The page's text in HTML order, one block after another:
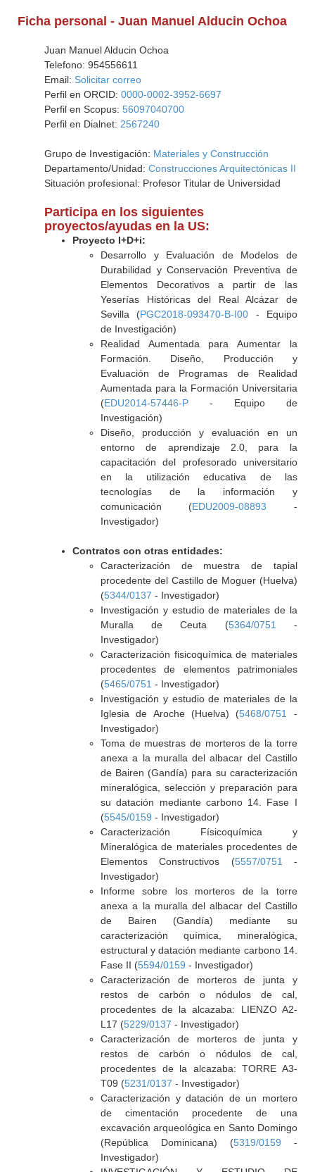
Ficha personal - Juan Manuel Alducin Ochoa
Juan Manuel Alducin Ochoa
Telefono: 954556611
Email: Solicitar correo
Perfil en ORCID: 0000-0002-3952-6697
Perfil en Scopus: 56097040700
Perfil en Dialnet: 2567240
Grupo de Investigación: Materiales y Construcción
Departamento/Unidad: Construcciones Arquitectónicas II
Situación profesional: Profesor Titular de Universidad
Participa en los siguientes
proyectos/ayudas en la US:
Proyecto I+D+i:
Desarrollo y Evaluación de Modelos de
Durabilidad y Conservación Preventiva de
Elementos Decorativos a partir de las
Yeserías Históricas del Real Alcázar de
Sevilla (PGC2018-093470-B-I00 - Equipo
de Investigación)
Realidad Aumentada para Aumentar la
Formación. Diseño, Producción y
Evaluación de Programas de Realidad
Aumentada para la Formación Universitaria
(EDU2014-57446-P- Equipo de
Investigación)
Diseño, producción y evaluación en un
entorno de aprendizaje 2.0, para la
capacitación del profesorado universitario
en la utilización educativa de las
tecnologías de la información y
comunicación (EDU2009-08893 -
Investigador)
Contratos con otras entidades:
Caracterización de muestra de tapial
procedente del Castillo de Moguer (Huelva)
(5344/0137 - Investigador)
Investigación y estudio de materiales de la
Muralla de Ceuta (5364/0751
-
Investigador)
Caracterización fisicoquímica de materiales
procedentes de elementos patrimoniales
(5465/0751 - Investigador)
Investigación y estudio de materiales de la
Iglesia de Aroche (Huelva) (5468/0751
-
Investigador)
Toma de muestras de morteros de la torre
anexa a la muralla del albacar del Castillo
de Bairen (Gandía) para su caracterización
mineralógica, selección y preparación para
su datación mediante carbono 14. Fase I
(5545/0159 - Investigador)
Caracterización Físicoquímica y
Mineralógica de materiales procedentes de
Elementos Constructivos (5557/0751
-
Investigador)
Informe sobre los morteros de la torre
anexa a la muralla del albacar del Castillo
de Bairen (Gandía) mediante su
caracterización química, mineralógica,
estructural y datación mediante carbono 14.
Fase II (5594/0159 - Investigador)
Caracterización de morteros de junta y
restos de carbón o nódulos de cal,
procedentes de la alcazaba: LIENZO A2-
L17 (5229/0137 - Investigador)
Caracterización de morteros de junta y
restos de carbón o nódulos de cal,
procedentes de la alcazaba: TORRE A3-
T09 (5231/0137 - Investigador)
Caracterización y datación de un mortero
de cimentación procedente de una
excavación arqueológica en Santo Domingo
(República Dominicana) (5319/0159 -
Investigador)